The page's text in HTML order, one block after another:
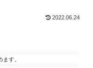
2022.06.24
ます。